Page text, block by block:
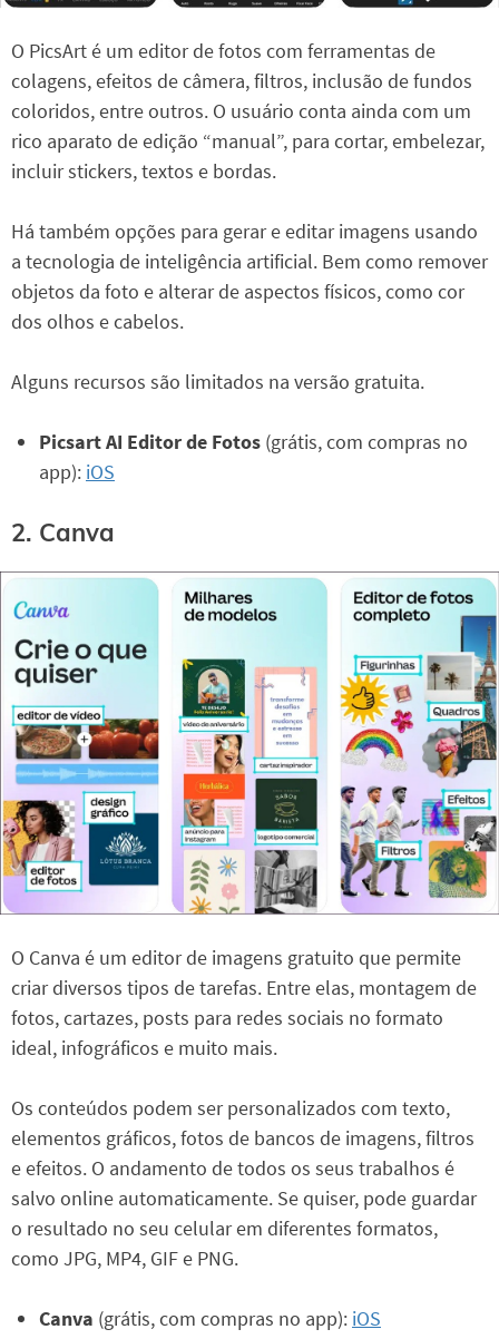
O PicsArt é um editor de fotos com ferramentas de
colagens, efeitos de câmera, filtros, inclusão de fundos
coloridos, entre outros. O usuário conta ainda com um
rico aparato de edição “manual”, para cortar, embelezar,
incluir stickers, textos e bordas.
Há também opções para gerar e editar imagens usando
a tecnologia de inteligência artificial. Bem como remover
objetos da foto e alterar de aspectos físicos, como cor
dos olhos e cabelos.
Alguns recursos são limitados na versão gratuita.
Picsart AI Editor de Fotos (grátis, com compras no
app): iOS
2. Canva
O Canva é um editor de imagens gratuito que permite
criar diversos tipos de tarefas. Entre elas, montagem de
fotos, cartazes, posts para redes sociais no formato
ideal, infográficos e muito mais.
Os conteúdos podem ser personalizados com texto,
elementos gráficos, fotos de bancos de imagens, filtros
e efeitos. O andamento de todos os seus trabalhos é
salvo online automaticamente. Se quiser, pode guardar
o resultado no seu celular em diferentes formatos,
como JPG, MP4, GIF e PNG.
Canva (grátis, com compras no app): iOS